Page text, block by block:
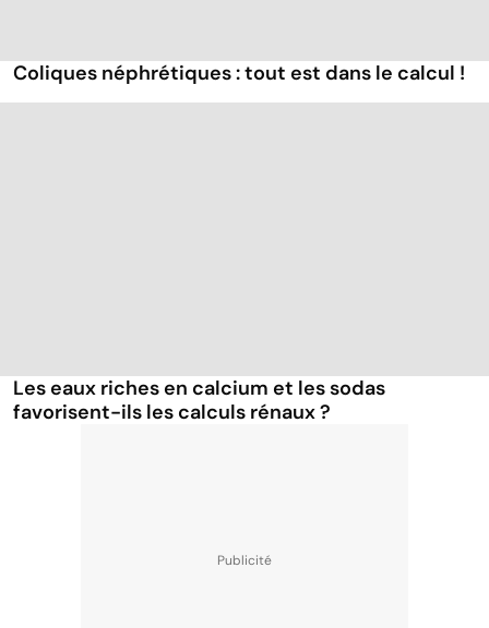
Coliques néphrétiques : tout est dans le calcul !
Les eaux riches en calcium et les sodas
favorisent-ils les calculs rénaux ?